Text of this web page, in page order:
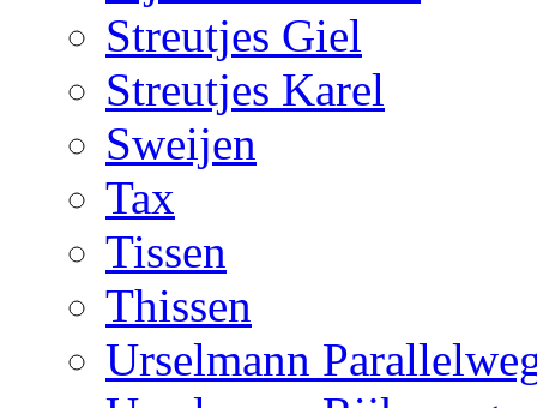
Streutjes Giel
Streutjes Karel
Sweijen
Tax
Tissen
Thissen
Urselmann